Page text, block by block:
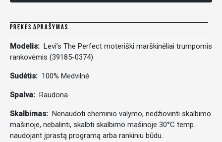
PREKĖS APRAŠYMAS
Modelis: Levi’s The Perfect moteriški marškinėliai trumpomis
rankovėmis (39185-0374)
Sudėtis: 100% Medvilnė
Spalva: Raudona
Skalbimas: Nenaudoti cheminio valymo, nedžiovinti skalbimo
mašinoje, nebalinti, skalbti skalbimo mašinoje 30°C temp.
naudojant įprastą programą arba rankiniu būdu.